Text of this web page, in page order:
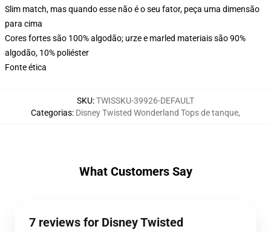
Slim match, mas quando esse não é o seu fator, peça uma dimensão
para cima
Cores fortes são 100% algodão; urze e marled materiais são 90%
algodão, 10% poliéster
Fonte ética
SKU:TWISSKU-39926-DEFAULT
Categorias: Disney Twisted Wonderland Tops de tanque,
What Customers Say
7 reviews for Disney Twisted